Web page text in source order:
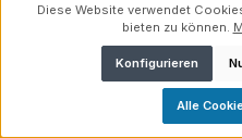
Ab
Preise exkl. MwSt.
Werkzeugleiste anzeigen
Diese Website verwendet
bieten zu können.
Konfigurieren
Alle